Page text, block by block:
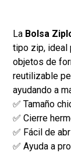
La Bolsa
tipo zip, ideal
objetos de
reutilizable
ayudando a
✅ Tamaño
✅ Cierre
✅ Fácil de
✅ Ayuda a